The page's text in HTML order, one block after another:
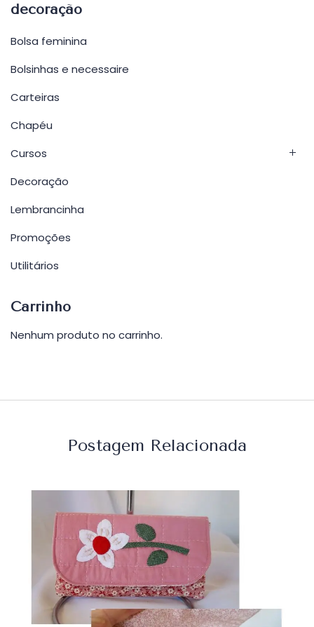
decoração
Bolsa feminina
Bolsinhas e necessaire
Carteiras
Chapéu
Cursos
Decoração
Lembrancinha
Promoções
Utilitários
Carrinho
Nenhum produto no carrinho.
Postagem Relacionada